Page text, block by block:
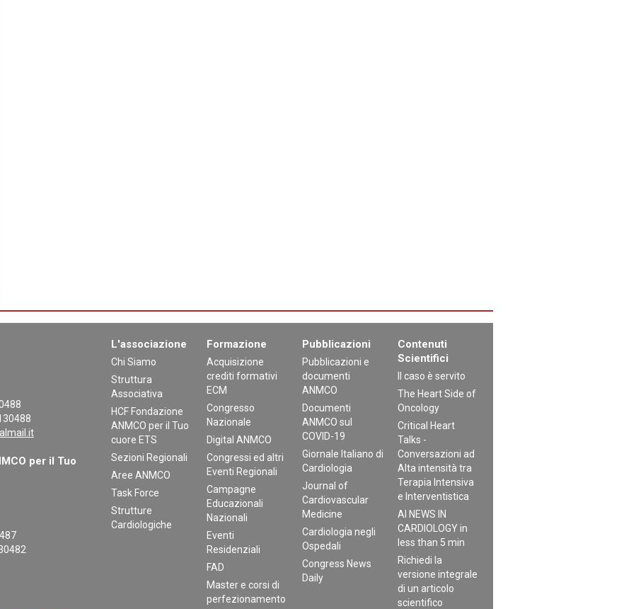
per il Tuo
L'associazione
Chi Siamo
Struttura
Associativa
HCF Fondazione
ANMCO per il Tuo
cuore ETS
Sezioni Regionali
Aree ANMCO
Task Force
Strutture
Cardiologiche
Formazione
Acquisizione
crediti formativi
ECM
Congresso
Nazionale
Digital ANMCO
Congressi ed altri
Eventi Regionali
Campagne
Educazionali
Nazionali
Eventi
Residenziali
FAD
Master e corsi di
perfezionamento
Pubblicazioni
Pubblicazioni e
documenti
ANMCO
Documenti
ANMCO sul
COVID-19
Giornale Italiano di
Cardiologia
Journal of
Cardiovascular
Medicine
Cardiologia negli
Ospedali
Congress News
Daily
Contenuti
Scientifici
Il caso è servito
The Heart Side of
Oncology
Critical Heart
Talks -
Conversazioni ad
Alta intensità tra
Terapia Intensiva
e Interventistica
AI NEWS IN
CARDIOLOGY in
less than 5 min
Richiedi la
versione integrale
di un articolo
scientifico